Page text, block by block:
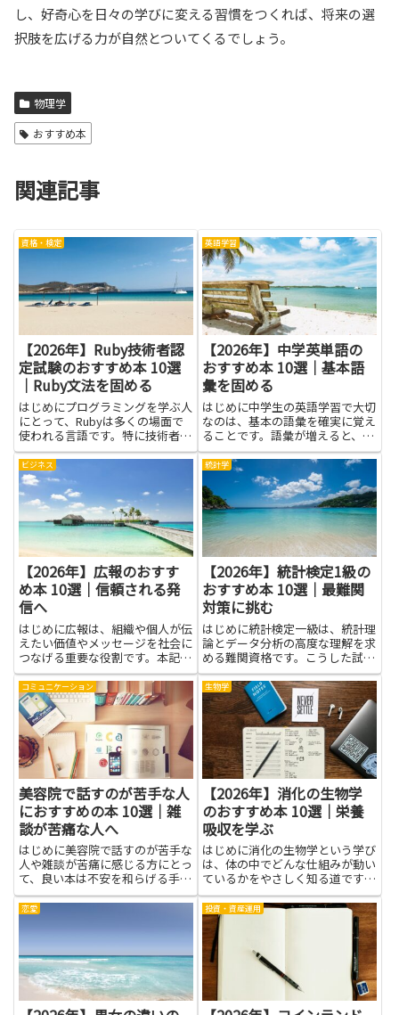
し、好奇心を日々の学びに変える習慣をつくれば、将来の選
択肢を広げる力が自然とついてくるでしょう。
物理学
おすすめ本
関連記事
資格・検定
【2026年】Ruby技術者認
定試験のおすすめ本 10選
｜Ruby文法を固める
はじめにプログラミングを学ぶ人
にとって、Rubyは多くの場面で
使われる言語です。特に技術者認
定試験は、基礎をしっかりと確か
められる良い機会になります。本
を選ぶときには、コードの読み書
きのコツや考え方を身につけられ
るものを選ぶと学習が進みやす...
英語学習
【2026年】中学英単語の
おすすめ本 10選｜基本語
彙を固める
はじめに中学生の英語学習で大切
なのは、基本の語彙を確実に覚え
ることです。語彙が増えると、読
解も聞き取りもぐんと楽になりま
す。ここでは、中学英単語 基本
語彙を固める手助けになる本を紹
介します。文章で使える実用的な
語彙を練習できる構成や、覚え
や...
ビジネス
【2026年】広報のおすす
め本 10選｜信頼される発
信へ
はじめに広報は、組織や個人が伝
えたい価値やメッセージを社会に
つなげる重要な役割です。本記事
で紹介する本を通じて、メディア
対応やプレスリリース作成、ブラ
ンド構築、危機対応などの基礎と
実践に触れられます。広報を学ぶ
ことで、情報を整理し相手に合
わ...
統計学
【2026年】統計検定1級の
おすすめ本 10選｜最難関
対策に挑む
はじめに統計検定一級は、統計理
論とデータ分析の高度な理解を求
める難関資格です。こうした試験
の対策には、体系的な知識の蓄積
と、実際の問題に対する柔軟な解
法の習得が欠かせません。データ
を読み解く力や、結論を論理的に
組み立てる力を身につけると、
学...
コミュニケーション
美容院で話すのが苦手な人
におすすめの本 10選｜雑
談が苦痛な人へ
はじめに美容院で話すのが苦手な
人や雑談が苦痛に感じる方にとっ
て、良い本は不安を和らげる手助
けになります。本を通して、短い
会話のコツや聞き手に回る技術、
リストに自分の希望を伝える表現
前...
生物学
【2026年】消化の生物学
のおすすめ本 10選｜栄養
吸収を学ぶ
はじめに消化の生物学という学び
は、体の中でどんな仕組みが動い
ているかをやさしく知る道です。
食べ物が胃や腸でどう崩れ、どの
ように栄養が血や細胞に届くのか
を学ぶと、日々の食事選びが楽に
なります。栄養吸収を学ぶ視点を
持つと、体の成長やエネルギー
の...
恋愛 投資・資産運用